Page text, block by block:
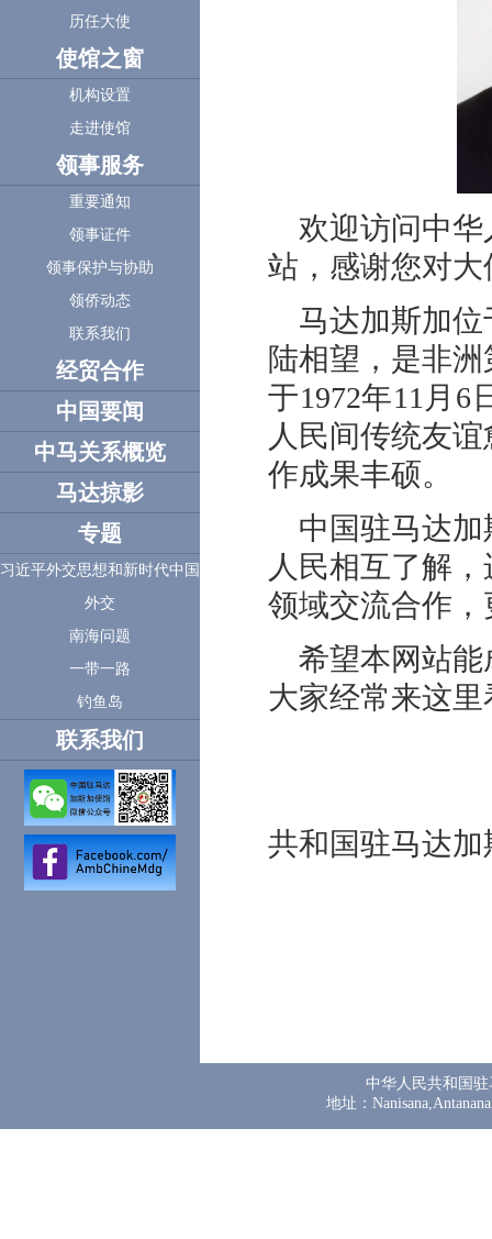
历任大使
使馆之窗
机构设置
走进使馆
领事服务
重要通知
领事证件
领事保护与协助
领侨动态
联系我们
经贸合作
中国要闻
中马关系概览
马达掠影
专题
习近平外交思想和新时代中国
外交
南海问题
一带一路
钓鱼岛
联系我们
欢迎访问中
站，感谢您对
马达加斯加
陆相望，是非
于1972年11月6
人民间传统友
作成果丰硕。
中国驻马达
人民相互了解
领域交流合作
希望本网站
大家经常来这
共和国驻马达
中华人民共和国
地址：